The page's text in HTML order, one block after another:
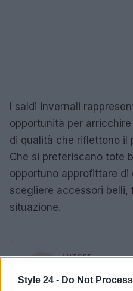
Style 24 - Do Not
I saldi invernali
opportunità per
di qualità che riflettono il
Che si preferiscano tote
opportuno approfittare
scegliere accessori belli,
situazione.
AUTORE